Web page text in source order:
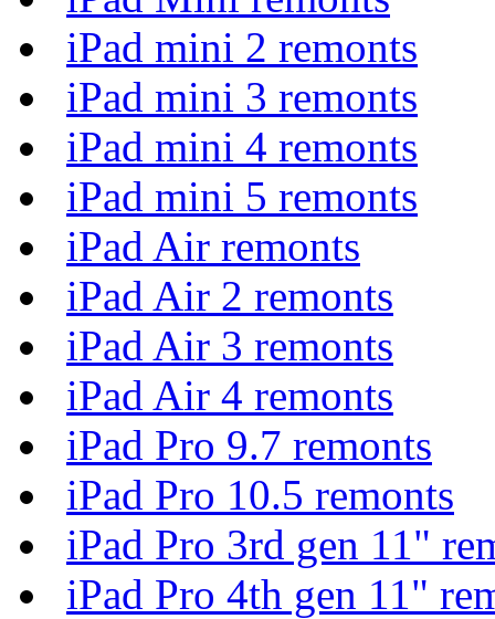
iPad mini 2 remonts
iPad mini 3 remonts
iPad mini 4 remonts
iPad mini 5 remonts
iPad Air remonts
iPad Air 2 remonts
iPad Air 3 remonts
iPad Air 4 remonts
iPad Pro 9.7 remonts
iPad Pro 10.5 remonts
iPad Pro 3rd gen 11"
iPad Pro 4th gen 11"